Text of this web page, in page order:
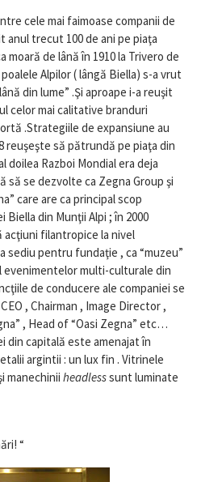
cele mai faimoase companii de
anul trecut 100 de ani pe piaţa
de lână în 1910 la Trivero de
Alpilor ( lângă Biella) s-a vrut
din lume” .Şi aproape i-a reuşit
celor mai calitative branduri
.Strategiile de expansiune au
reuşeşte să pătrundă pe piaţa din
Razboi Mondial era deja
să se dezvolte ca Zegna Group şi
care are ca principal scop
din Munţii Alpi ; în 2000
acţiuni filantropice la nivel
sediu pentru fundaţie , ca “muzeu”
evenimentelor multi-culturale din
de conducere ale companiei se
, Chairman , Image Director ,
, Head of “Oasi Zegna” etc…
din capitală este amenajat în
argintii : un lux fin . Vitrinele
manechinii headlesssunt luminate
“